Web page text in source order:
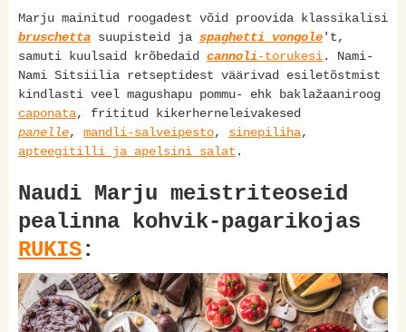
Marju mainitud roogadest võid proovida klassikalisi
bruschetta suupisteid ja spaghetti vongole't,
samuti kuulsaid krõbedaid cannoli-torukesi. Nami-
Nami Sitsiilia retseptidest väärivad esiletõstmist
kindlasti veel magushapu pommu- ehk baklažaaniroog
caponata, frititud kikerherneleivakesed
panelle, mandli-salveipesto, sinepiliha,
apteegitilli ja apelsini salat .
Naudi Marju meistriteoseid
pealinna kohvik-pagarikojas
RUKIS: